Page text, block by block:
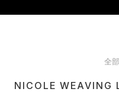
全
NICOLE WEAVING